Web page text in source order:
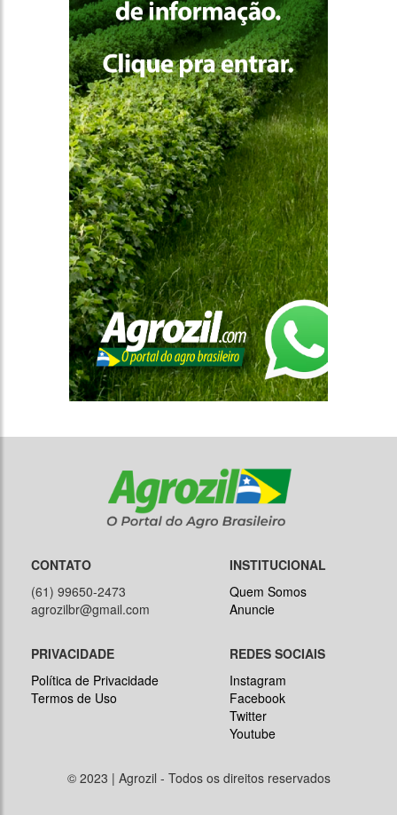
CONTATO
(61) 99650-2473
agrozilbr@gmail.com
INSTITUCIONAL
Quem Somos
Anuncie
PRIVACIDADE
Política de Privacidade
Termos de Uso
REDES SOCIAIS
Instagram
Facebook
Twitter
Youtube
© 2023 | Agrozil - Todos os direitos reservados